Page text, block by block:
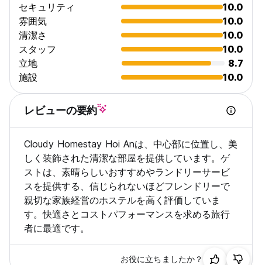
セキュリティ
10.0
雰囲気
10.0
清潔さ
10.0
スタッフ
10.0
立地
8.7
施設
10.0
レビューの要約
Cloudy Homestay Hoi Anは、中心部に位置し、美
しく装飾された清潔な部屋を提供しています。ゲ
ストは、素晴らしいおすすめやランドリーサービ
スを提供する、信じられないほどフレンドリーで
親切な家族経営のホステルを高く評価していま
す。快適さとコストパフォーマンスを求める旅行
者に最適です。
お役に立ちましたか？